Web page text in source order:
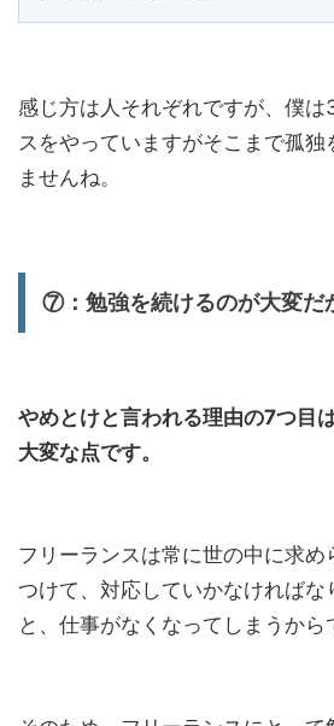
感じ方は人それぞれですが、僕
スをやっていますがそこまで孤独
ませんね。
⑦：勉強を続けるのが大変だ
やめとけと言われる理由の7つ目
大変な点です。
フリーランスは常に世の中に求め
つけて、対応していかなければな
と、仕事がなくなってしまうから